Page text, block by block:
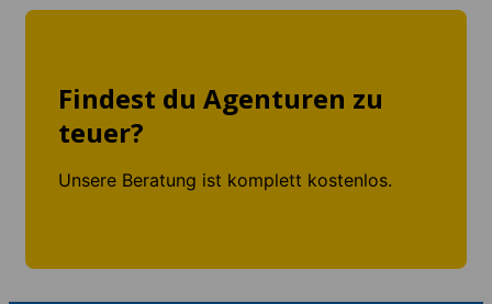
Findest du Agenturen zu
teuer?
Unsere Beratung ist komplett kostenlos.